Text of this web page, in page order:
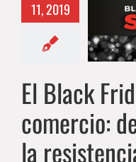
11, 2019
comercio:
a
El Black
comercio:
la